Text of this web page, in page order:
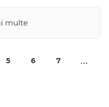
multe
5 6
7